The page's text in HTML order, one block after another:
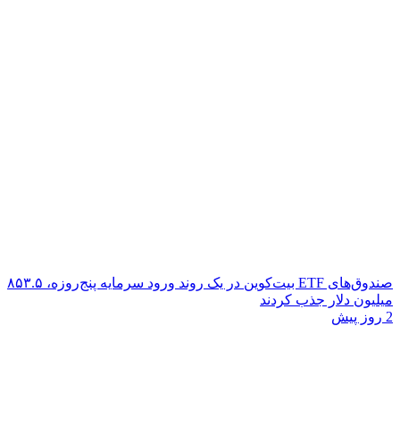
صندوق‌های ETF بیت‌کوین در یک روند ورود سرمایه پنج‌روزه، ۸۵۳.۵
میلیون دلار جذب کردند
2 روز پیش